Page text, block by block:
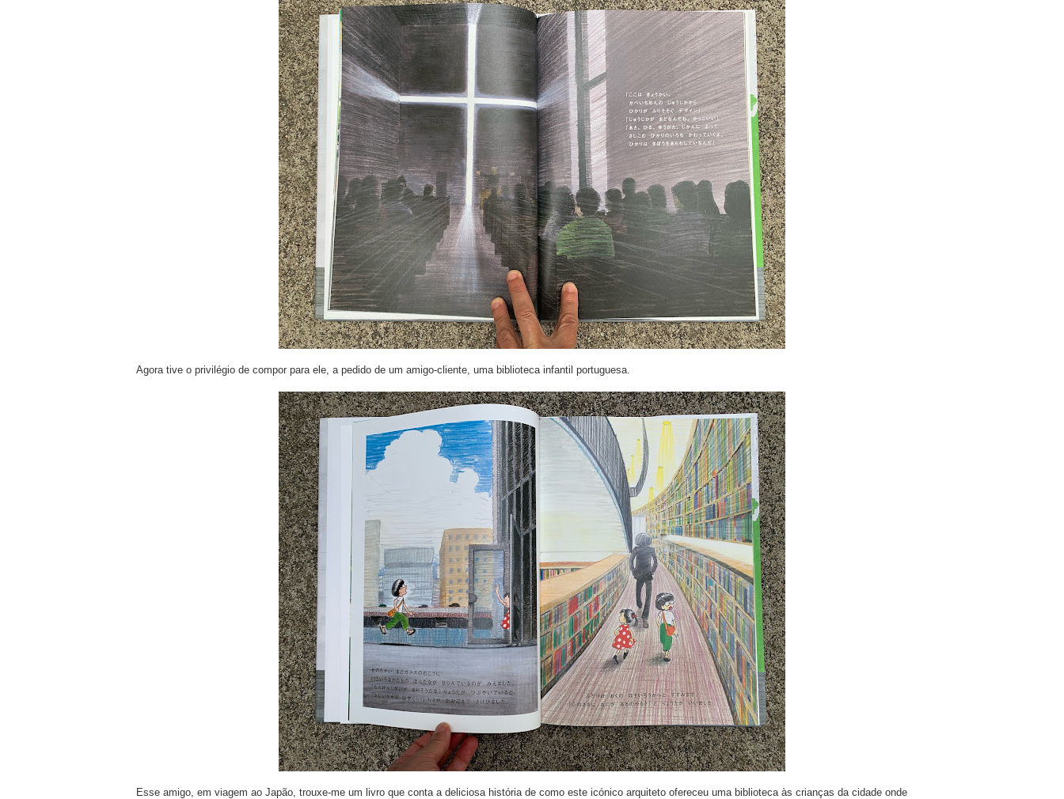
Agora tive o privilégio de compor para ele, a pedido de um amigo-cliente, uma biblioteca infantil portuguesa.
Esse amigo, em viagem ao Japão, trouxe-me um livro que conta a deliciosa história de como este icónico arquiteto ofereceu uma biblioteca às crianças da cidade onde